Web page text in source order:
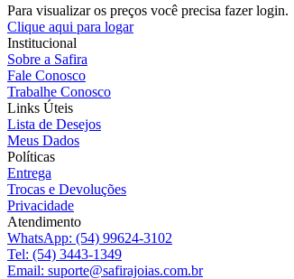
Para visualizar os preços você precisa fazer login.
Clique aqui para logar
Institucional
Sobre a Safira
Fale Conosco
Trabalhe Conosco
Links Úteis
Lista de Desejos
Meus Dados
Políticas
Entrega
Trocas e Devoluções
Privacidade
Atendimento
WhatsApp: (54) 99624-3102
Tel: (54) 3443-1349
Email: suporte@safirajoias.com.br